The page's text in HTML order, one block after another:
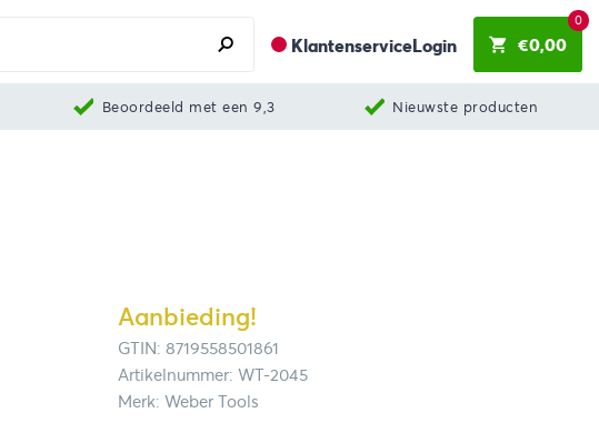
KlantenserviceLogin €0,00
0
Beoordeeld met een 9,3 Nieuwste producten
Aanbieding!
GTIN: 8719558501861
Artikelnummer: WT-2045
Merk: Weber Tools